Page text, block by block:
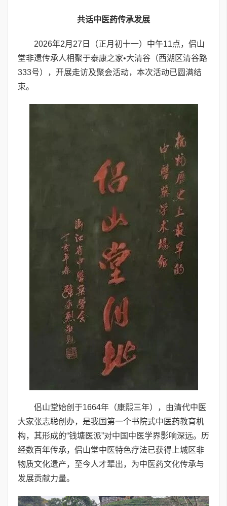
共话中医药传承发展
2026年2月27日（正月初十一）中午11点，侣山
堂非遗传承人相聚于泰康之家•大清谷（西湖区清谷路
333号），开展走访及聚会活动，本次活动已圆满结
束。
侣山堂始创于1664年（康熙三年），由清代中医
大家张志聪创办，是我国第一个书院式中医药教育机
构，其形成的“钱塘医派”对中国中医学界影响深远。历
经数百年传承，侣山堂中医特色疗法已获得上城区非
物质文化遗产，至今人才辈出，为中医药文化传承与
发展贡献力量。